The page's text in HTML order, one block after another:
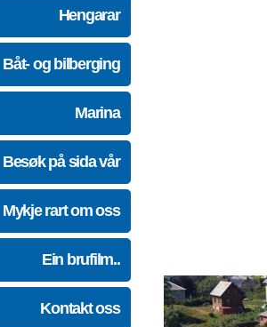
Hengarar
Båt- og bilberging
Marina
Besøk på sida vår
Mykje rart om oss
Ein brufilm..
Kontakt oss